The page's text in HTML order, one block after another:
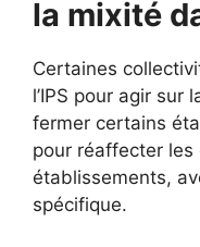
la mixité
Certaines
l’IPS pour agir sur
fermer certains
pour réaffecter les
établissements,
spécifique.